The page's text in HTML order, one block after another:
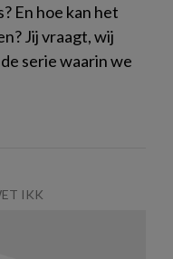
En hoe kan het
Jij vraagt, wij
serie waarin we
IKK